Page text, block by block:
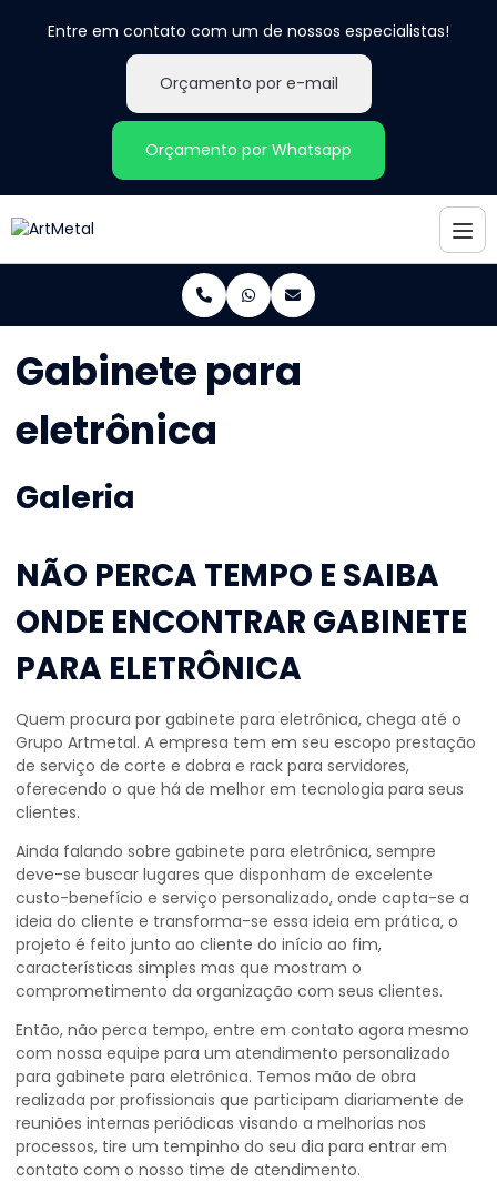
Entre em contato com um de nossos especialistas!
Orçamento por e-mail
Orçamento por Whatsapp
Gabinete para
eletrônica
Galeria
NÃO PERCA TEMPO E SAIBA
ONDE ENCONTRAR GABINETE
PARA ELETRÔNICA
Quem procura por gabinete para eletrônica, chega até o
Grupo Artmetal. A empresa tem em seu escopo prestação
de serviço de corte e dobra e rack para servidores,
oferecendo o que há de melhor em tecnologia para seus
clientes.
Ainda falando sobre gabinete para eletrônica, sempre
deve-se buscar lugares que disponham de excelente
custo-benefício e serviço personalizado, onde capta-se a
ideia do cliente e transforma-se essa ideia em prática, o
projeto é feito junto ao cliente do início ao fim,
características simples mas que mostram o
comprometimento da organização com seus clientes.
Então, não perca tempo, entre em contato agora mesmo
com nossa equipe para um atendimento personalizado
para gabinete para eletrônica. Temos mão de obra
realizada por profissionais que participam diariamente de
reuniões internas periódicas visando a melhorias nos
processos, tire um tempinho do seu dia para entrar em
contato com o nosso time de atendimento.